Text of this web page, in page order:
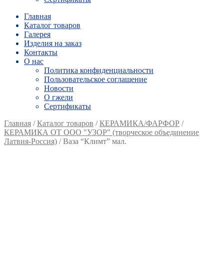
Главная
Каталог товаров
Галерея
Изделия на заказ
Контакты
О нас
Политика конфиденциальности
Пользовательское соглашение
Новости
О гжели
Сертификаты
Главная /Каталог товаров /КЕРАМИКА/ФАРФОР /
КЕРАМИКА ОТ ООО "УЗОР" (творческое объединение
Латвия-Россия) /Ваза “Климт” мал.